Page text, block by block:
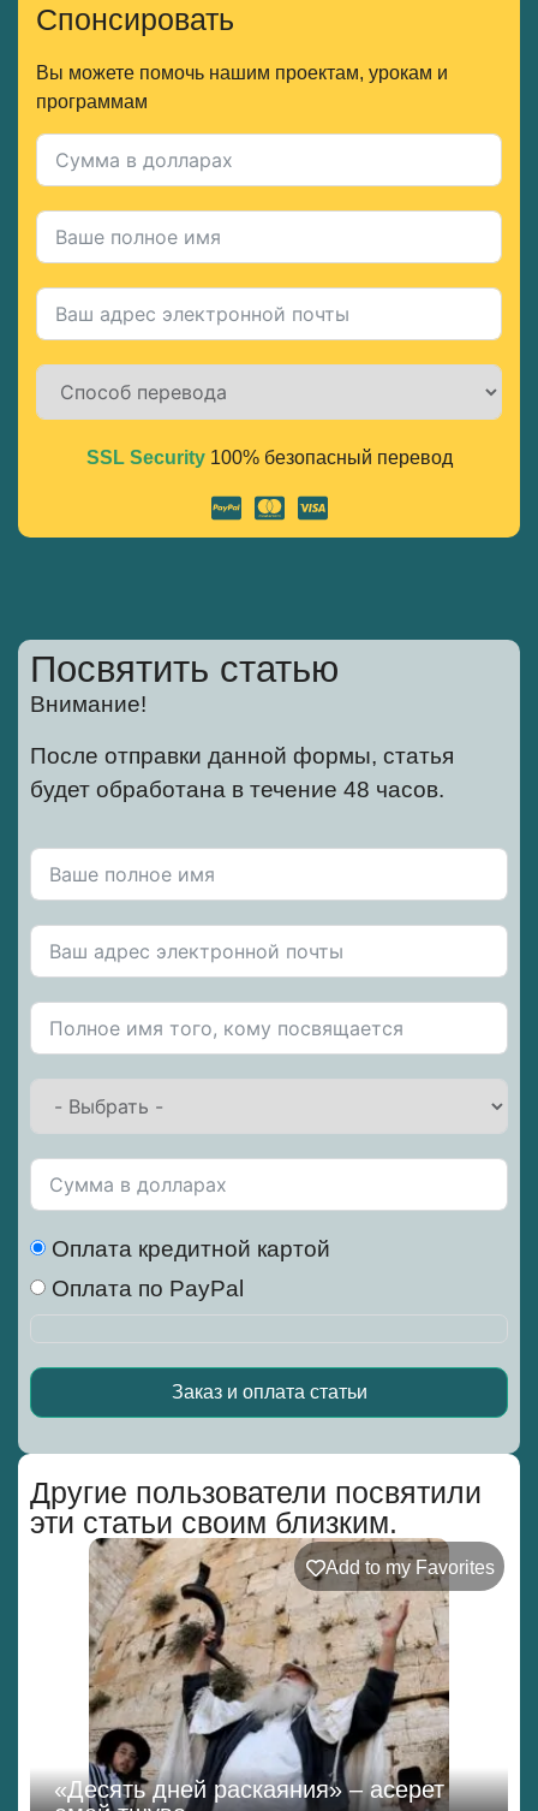
Спонсировать
Вы можете помочь нашим проектам, урокам и
программам
Alternative:
SSL Security100% безопасный перевод
Другие пользователи посвятили
эти статьи своим близким.
Add to my Favorites
«Десять дней раскаяния» – асерет
Посвятить статью
Внимание!
После отправки данной формы, статья
будет обработана в течение 48 часов.
Оплата кредитной картой
Оплата по PayPal
Заказ и оплата статьи
Alternative: